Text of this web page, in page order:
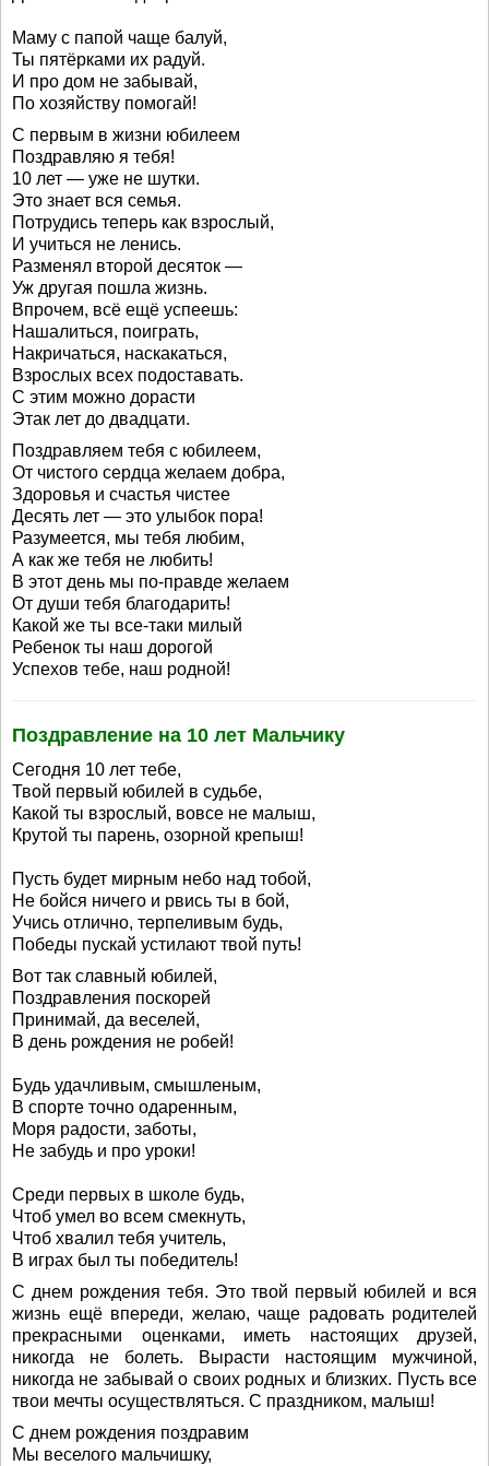
Маму с папой чаще балуй,
Ты пятёрками их радуй.
И про дом не забывай,
По хозяйству помогай!
С первым в жизни юбилеем
Поздравляю я тебя!
10 лет — уже не шутки.
Это знает вся семья.
Потрудись теперь как взрослый,
И учиться не ленись.
Разменял второй десяток —
Уж другая пошла жизнь.
Впрочем, всё ещё успеешь:
Нашалиться, поиграть,
Накричаться, наскакаться,
Взрослых всех подоставать.
С этим можно дорасти
Этак лет до двадцати.
Поздравляем тебя с юбилеем,
От чистого сердца желаем добра,
Здоровья и счастья чистее
Десять лет — это улыбок пора!
Разумеется, мы тебя любим,
А как же тебя не любить!
В этот день мы по-правде желаем
От души тебя благодарить!
Какой же ты все-таки милый
Ребенок ты наш дорогой
Успехов тебе, наш родной!
Поздравление на 10 лет Мальчику
Сегодня 10 лет тебе,
Твой первый юбилей в судьбе,
Какой ты взрослый, вовсе не малыш,
Крутой ты парень, озорной крепыш!
Пусть будет мирным небо над тобой,
Не бойся ничего и рвись ты в бой,
Учись отлично, терпеливым будь,
Победы пускай устилают твой путь!
Вот так славный юбилей,
Поздравления поскорей
Принимай, да веселей,
В день рождения не робей!
Будь удачливым, смышленым,
В спорте точно одаренным,
Моря радости, заботы,
Не забудь и про уроки!
Среди первых в школе будь,
Чтоб умел во всем смекнуть,
Чтоб хвалил тебя учитель,
В играх был ты победитель!
С днем рождения тебя. Это твой первый юбилей и вся
жизнь ещё впереди, желаю, чаще радовать родителей
прекрасными оценками, иметь настоящих друзей,
никогда не болеть. Вырасти настоящим мужчиной,
никогда не забывай о своих родных и близких. Пусть все
твои мечты осуществляться. С праздником, малыш!
С днем рождения поздравим
Мы веселого мальчишку,